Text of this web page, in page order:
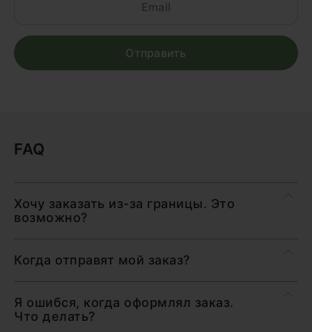
FAQ
Хочу заказать из-за границы. Это
возможно?
Когда отправят мой заказ?
Я ошибся, когда оформлял заказ.
Что делать?